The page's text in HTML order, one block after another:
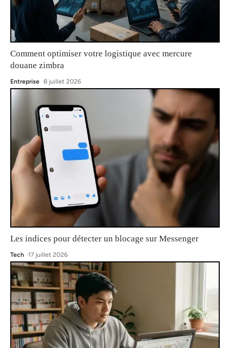
Comment optimiser votre logistique avec mercure
douane zimbra
Entreprise 8 juillet 2026
Les indices pour détecter un blocage sur Messenger
Tech 17 juillet 2026